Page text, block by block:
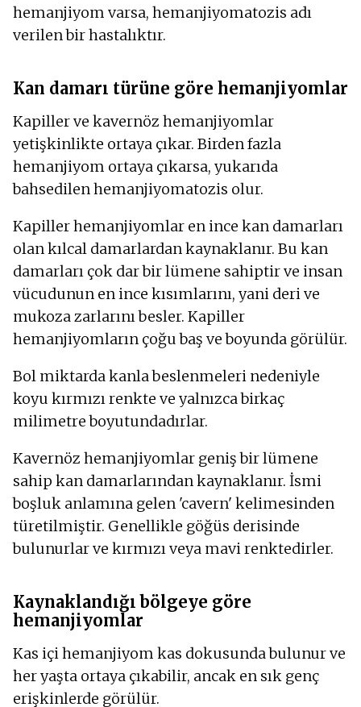
hemanjiyom varsa, hemanjiyomatozis adı
verilen bir hastalıktır.
Kan damarı türüne göre hemanjiyomlar
Kapiller ve kavernöz hemanjiyomlar
yetişkinlikte ortaya çıkar. Birden fazla
hemanjiyom ortaya çıkarsa, yukarıda
bahsedilen hemanjiyomatozis olur.
Kapiller hemanjiyomlar en ince kan damarları
olan kılcal damarlardan kaynaklanır. Bu kan
damarları çok dar bir lümene sahiptir ve insan
vücudunun en ince kısımlarını, yani deri ve
mukoza zarlarını besler. Kapiller
hemanjiyomların çoğu baş ve boyunda görülür.
Bol miktarda kanla beslenmeleri nedeniyle
koyu kırmızı renkte ve yalnızca birkaç
milimetre boyutundadırlar.
Kavernöz hemanjiyomlar geniş bir lümene
sahip kan damarlarından kaynaklanır. İsmi
boşluk anlamına gelen 'cavern' kelimesinden
türetilmiştir. Genellikle göğüs derisinde
bulunurlar ve kırmızı veya mavi renktedirler.
Kaynaklandığı bölgeye göre
hemanjiyomlar
Kas içi hemanjiyom kas dokusunda bulunur ve
her yaşta ortaya çıkabilir, ancak en sık genç
erişkinlerde görülür.